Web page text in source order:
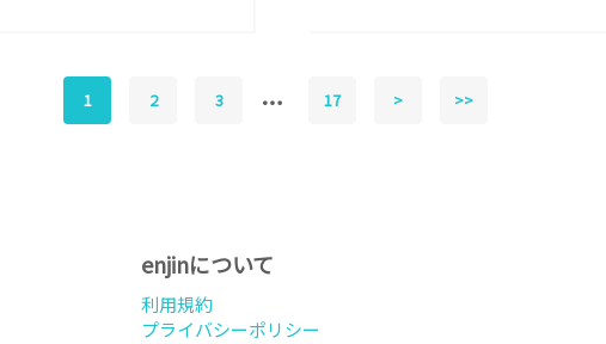
1 2 3 17 > >>
enjinについて
利用規約
プライバシーポリシー